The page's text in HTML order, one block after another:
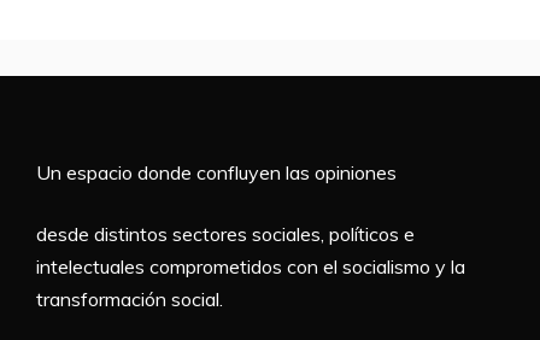
Un espacio donde confluyen las opiniones
desde distintos sectores sociales, políticos e
intelectuales comprometidos con el socialismo y la
transformación social.